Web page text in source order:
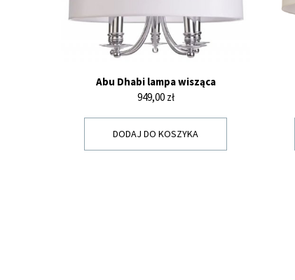
Abu Dhabi lampa wisząca
Cena
949,00 zł
DODAJ DO KOSZYKA